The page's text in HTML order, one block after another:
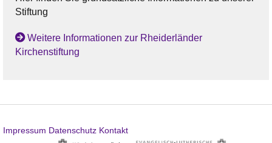
Stiftung
Weitere Informationen zur Rheiderländer
Kirchenstiftung
Impressum Datenschutz Kontakt